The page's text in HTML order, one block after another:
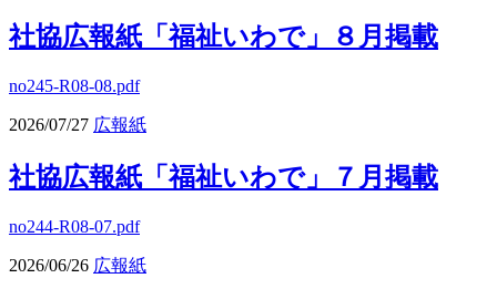
社協広報紙「福祉いわで」８月掲載
no245-R08-08.pdf
2026/07/27 広報紙
社協広報紙「福祉いわで」７月掲載
no244-R08-07.pdf
2026/06/26 広報紙